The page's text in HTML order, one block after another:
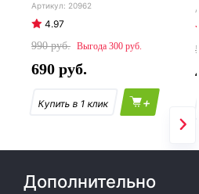
20962
4.97
990
300
690
+
Дополнительно